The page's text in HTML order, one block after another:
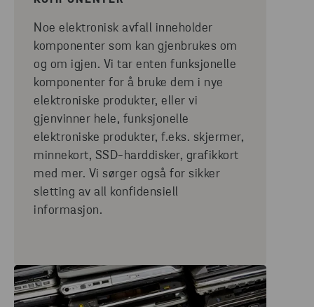
Noe elektronisk avfall inneholder
komponenter som kan gjenbrukes om
og om igjen. Vi tar enten funksjonelle
komponenter for å bruke dem i nye
elektroniske produkter, eller vi
gjenvinner hele, funksjonelle
elektroniske produkter, f.eks. skjermer,
minnekort, SSD-harddisker, grafikkort
med mer. Vi sørger også for sikker
sletting av all konfidensiell
informasjon.